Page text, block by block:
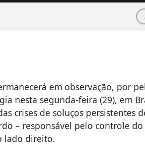
em observação, por
nesta segunda-feira (29), em
crises de soluços persistentes
– responsável pelo controle
lado direito.